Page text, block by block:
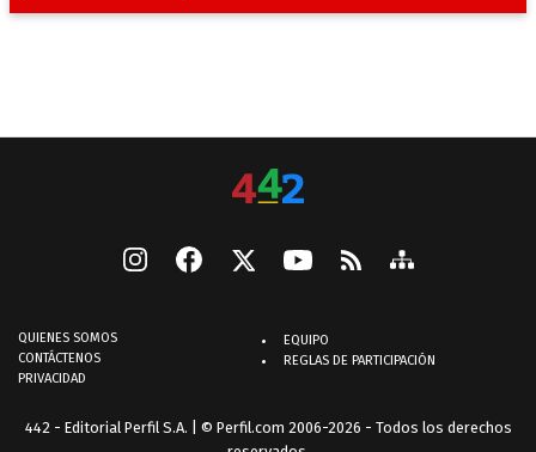
QUIENES SOMOS
CONTÁCTENOS
PRIVACIDAD
EQUIPO
REGLAS DE PARTICIPACIÓN
442 - Editorial Perfil S.A. | © Perfil.com 2006-2026 - Todos los derechos